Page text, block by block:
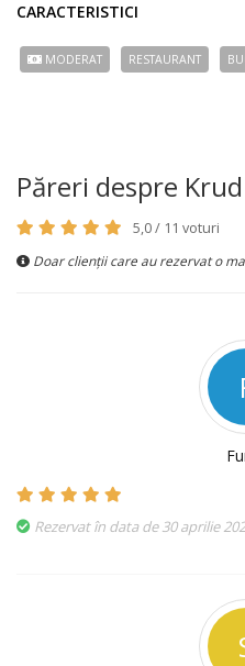
CARACTERISTICI
MODERAT RESTAURANT
Păreri despre Krud
5,0 / 11 voturi
Doar clienții care au rezervat o
Rezervat în data de 30 aprilie